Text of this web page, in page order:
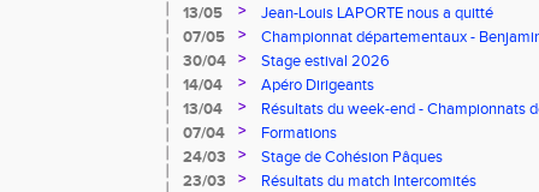
13/05
>
Jean-Louis LAPORTE nous a quitté
07/05
>
Championnat départementaux -
30/04
>
Stage estival 2026
14/04
>
Apéro Dirigeants
13/04
>
Résultats du week-end - Championnats
Benjamins/Minimes - EO Adultes
07/04 >
Formations
24/03
>
Stage de Cohésion Pâques
23/03
> Résultats du match Intercomités